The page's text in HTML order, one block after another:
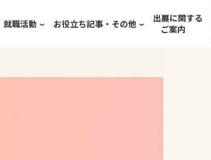
就職活動 お役立ち記事・その他
出展に関する
ご案内